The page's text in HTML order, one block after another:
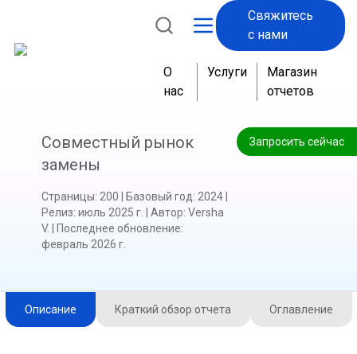
Свяжитесь
с нами
О
нас
Услуги
Магазин
отчетов
Запросить сейчас
Совместный рынок
замены
Страницы: 200 Базовый год: 2024
Релиз: июль 2025 г. Автор: Versha
V.
Последнее обновление:
февраль 2026 г.
Описание Краткий обзор отчета Оглавление